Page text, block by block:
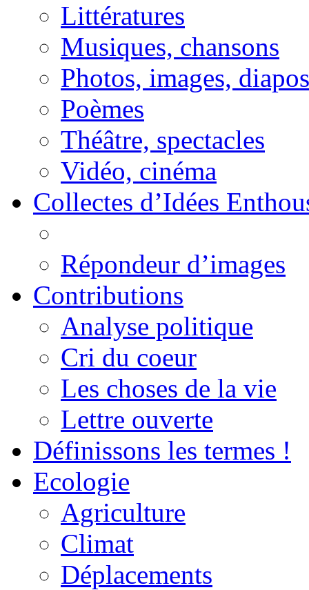
Littératures
Musiques, chansons
Photos, images, diapos
Poèmes
Théâtre, spectacles
Vidéo, cinéma
Collectes d’Idées
Répondeur d’images
Contributions
Analyse politique
Cri du coeur
Les choses de la vie
Lettre ouverte
Définissons les termes !
Ecologie
Agriculture
Climat
Déplacements